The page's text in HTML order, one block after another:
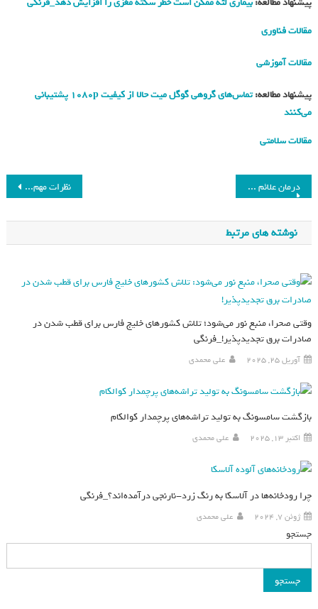
مقالات فناوری
مقالات آموزشی
پیشنهاد مطالعه:
تماس‌های گروهی گوگل میت حالا از کیفیت 1080p پشتیبانی
می‌کنند
مقالات سلامتی
نظرات مهم درباره مصرف ویتامین C، آیا می‌توانیم بیش از حد استفاده کنیم؟ درمان علائم اختلال عاطفی فصلی با غذاهای پُر قدرت
نوشته های مرتبط
وقتی صحرا، منبع نور می‌شود؛ تلاش کشورهای خلیج فارس برای قطب شدن در
صادرات برق تجدیدپذیر!_فرنگی
آوریل 25, 2025 علی محمدی
بازگشت سامسونگ به تولید تراشه‌های پرچمدار کوالکام
اکتبر 13, 2025 علی محمدی
چرا رودخانه‌ها در آلاسکا به رنگ زرد-نارنجی درآمده‌اند؟_فرنگی
ژوئن 7, 2024 علی محمدی
جستجو
جستجو